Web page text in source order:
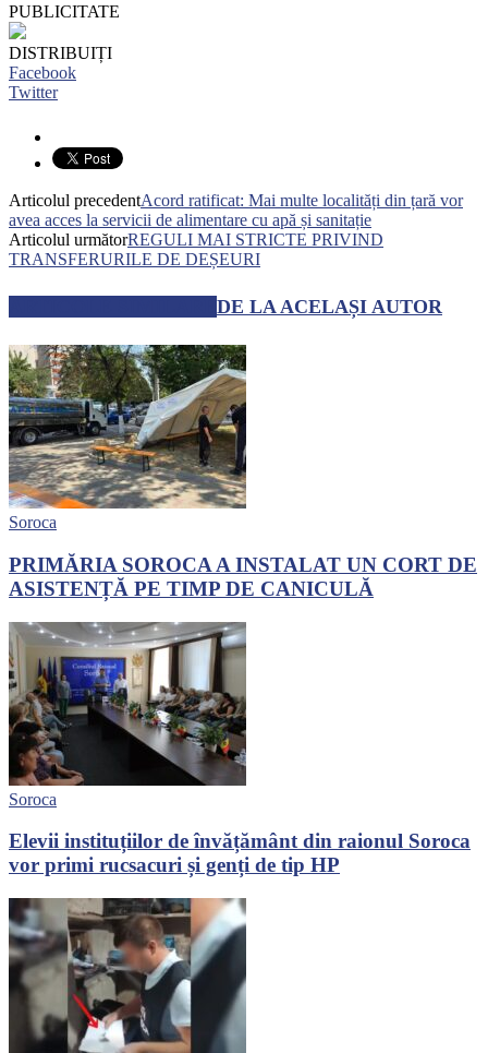
PUBLICITATE
DISTRIBUIȚI
Facebook
Twitter
Articolul precedentAcord ratificat: Mai multe localități din țară vor
avea acces la servicii de alimentare cu apă și sanitație
Articolul următorREGULI MAI STRICTE PRIVIND
TRANSFERURILE DE DEȘEURI
DE LA ACELAȘI AUTOR
Soroca
PRIMĂRIA SOROCA A INSTALAT UN CORT DE
ASISTENȚĂ PE TIMP DE CANICULĂ
Soroca
Elevii instituțiilor de învățământ din raionul Soroca
vor primi rucsacuri și genți de tip HP